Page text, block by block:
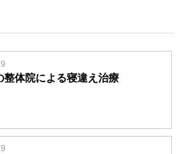
整体院による寝違え治療